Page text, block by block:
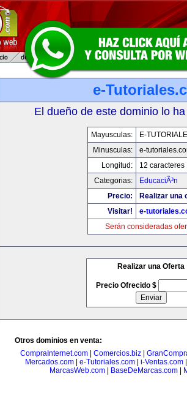
e-
El dueño de este dominio lo
Mayusculas:
E-
Minusculas:
e-
Longitud:
12 caracteres
Categorias:
EducaciÃ³n
Precio:
Realizar una
Visitar!
e-
Serán consideradas
Realizar una Oferta
Precio Ofrecido $
Otros dominios en venta:
CompraInternet.com| Comercios.biz|
Mercados.com
e-Tutoriales.com i-Ventas.com
MarcasWeb.com
BaseDeMarcas.com